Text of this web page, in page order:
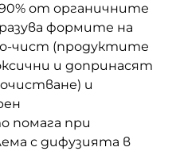
от органичните
формите на
чист (продуктите
и допринасят
и
помага при
с дифузията в